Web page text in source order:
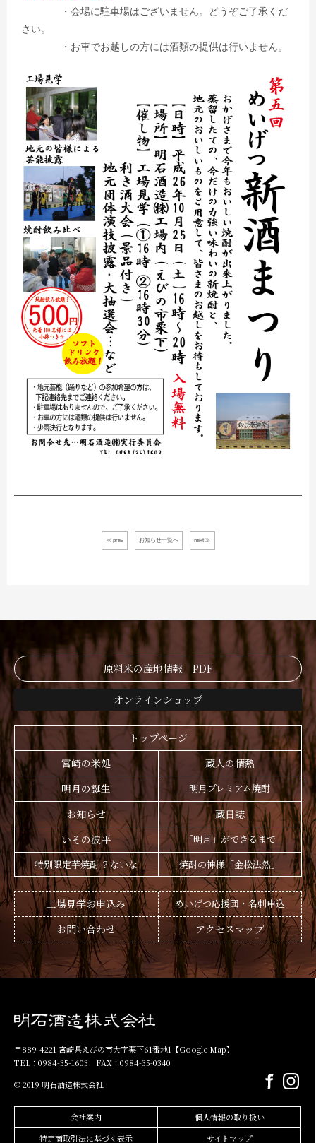
・会場に駐車場はございません。どうぞご了承くだ
さい。
・お車でお越しの方には酒類の提供は行いません。
≪ prev お知らせ一覧へ next ≫
〒889-4221 宮崎県えびの市大字栗下61番地1 【Google Map】
TEL：0984-35-1603 FAX：0984-35-0340
© 2019 明石酒造株式会社
会社案内
個人情報の取り扱い
特定商取引法に基づく表示
サイトマップ
原料米の産地情報 PDF
オンラインショップ
トップページ
宮崎の米処
蔵人の情熱
明月の誕生
明月プレミアム焼酎
お知らせ
蔵日誌
いその波平
「明月」ができるまで
特別限定芋焼酎 ？ないな
焼酎の神様「金松法然」
工場見学お申込み めいげつ応援団・名刺申込
お問い合わせ アクセスマップ